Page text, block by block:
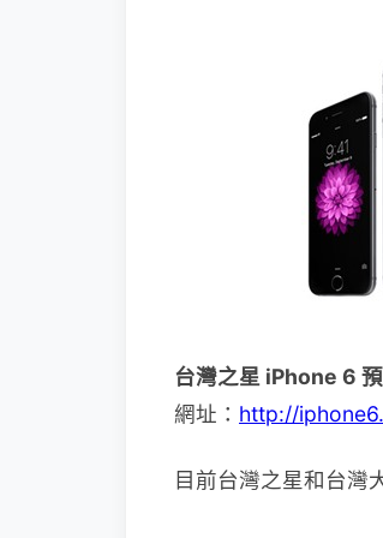
台灣之星 iPhone 6 預
網址： http://
目前台灣之星和台灣